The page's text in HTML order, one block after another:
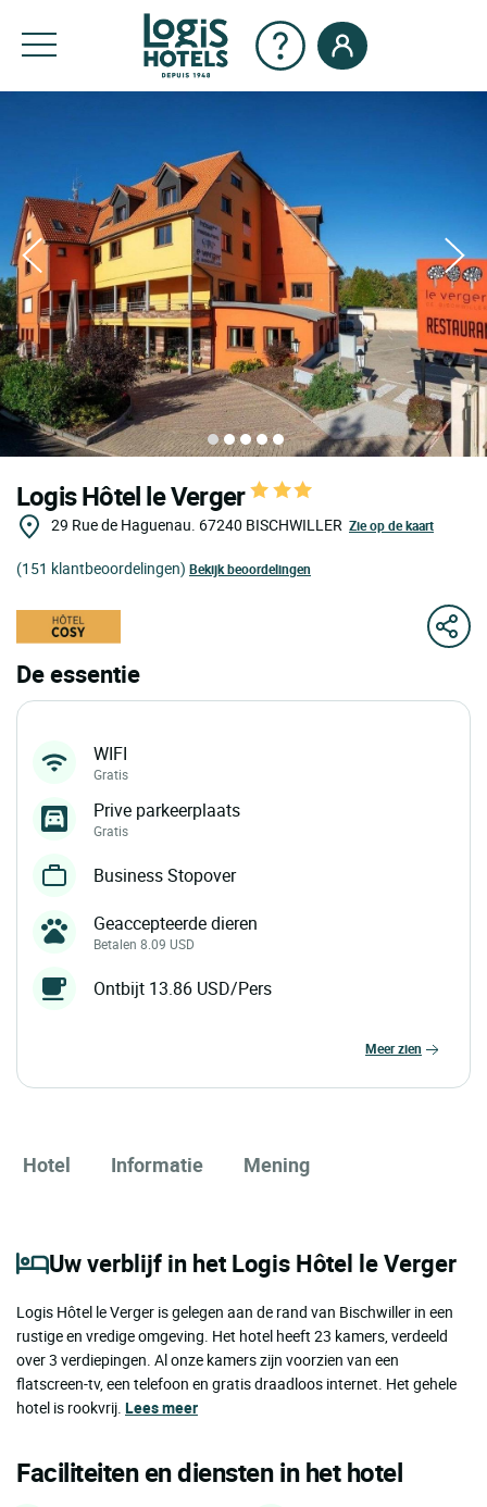
Logis Hôtel le Verger
29 Rue de Haguenau. 67240 BISCHWILLER Zie op de kaart
(151 klantbeoordelingen) Bekijk beoordelingen
De essentie
WIFI
Gratis
Prive parkeerplaats
Gratis
Business Stopover
Geaccepteerde dieren
Betalen 8.09 USD
Ontbijt 13.86 USD/Pers
meer zien
Hotel Informatie Mening
Uw verblijf in het Logis Hôtel le Verger
Logis Hôtel le Verger is gelegen aan de rand van Bischwiller in een
rustige en vredige omgeving. Het hotel heeft 23 kamers, verdeeld
over 3 verdiepingen. Al onze kamers zijn voorzien van een
flatscreen-tv, een telefoon en gratis draadloos internet. Het gehele
hotel is rookvrij. Lees meer
Faciliteiten en diensten in het hotel